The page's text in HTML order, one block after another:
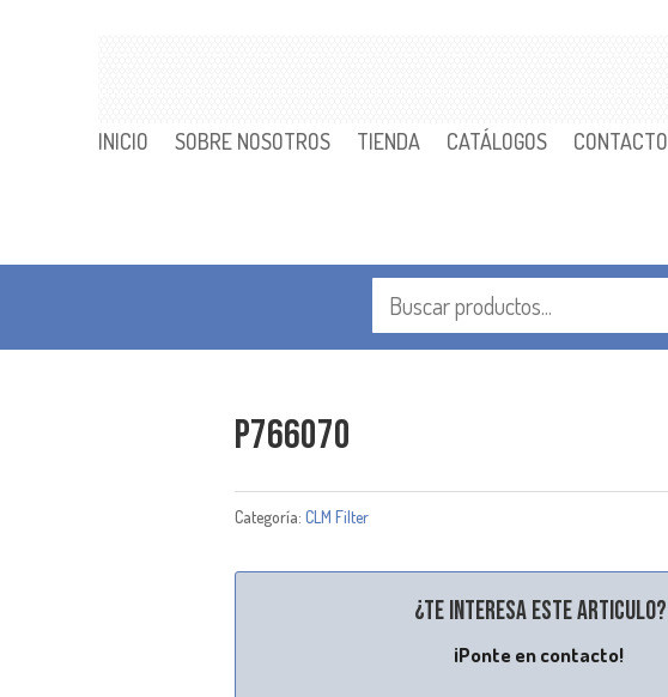
INICIO SOBRE NOSOTROS TIENDA CATÁLOGOS CONTACTO
P766070
Categoría: CLM Filter
¿Te interesa este articulo?
¡Ponte en contacto!